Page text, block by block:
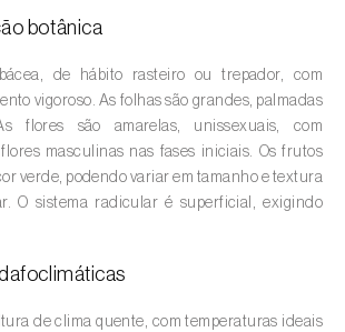
(-
e medicinais
Petroselinum, Mentha, Ocimum,
Laurus, Majorana,
Rosmarinus e outras )
spp.)
botânica
de hábito rasteiro ou trepador, com
vigoroso. As folhas são grandes, palmadas
flores são amarelas, unissexuais, com
masculinas nas fases iniciais. Os frutos
verde, podendo variar em tamanho e textura
O sistema radicular é superficial, exigindo
de clima quente, com temperaturas ideais